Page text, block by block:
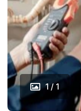
1 / 1